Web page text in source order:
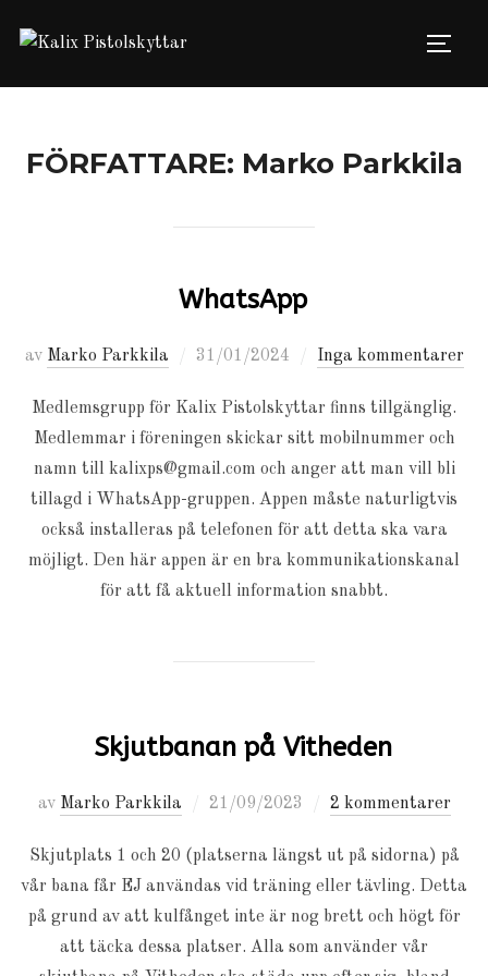
till
FÖRFATTARE: Marko Parkkila
WhatsApp
av Marko Parkkila
Publicerat
31/01/2024 Inga kommentarer
Medlemsgrupp för Kalix Pistolskyttar finns tillgänglig.
Medlemmar i föreningen skickar sitt mobilnummer och
namn till kalixps@gmail.com och anger att man vill bli
tillagd i WhatsApp-gruppen. Appen måste naturligtvis
också installeras på telefonen för att detta ska vara
möjligt. Den här appen är en bra kommunikationskanal
för att få aktuell information snabbt.
Skjutbanan på Vitheden
av Marko Parkkila
Publicerat
21/09/2023 2 kommentarer
Skjutplats 1 och 20 (platserna längst ut på sidorna) på
vår bana får EJ användas vid träning eller tävling. Detta
på grund av att kulfånget inte är nog brett och högt för
att täcka dessa platser. Alla som använder vår